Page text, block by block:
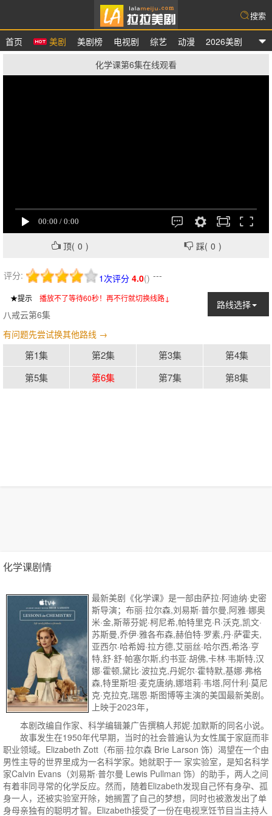
拉拉美剧
首页 美剧 美剧榜 电视剧 综艺 动漫 2026美剧
搜索
化学课第6集在线观看
顶( 0 ) 踩( 0 )
评分: 4.0(
1次评分 ) ---
★提示 播放不了等待60秒！再不行就切换线路↓
路线选择
八戒云第6集
有问题先尝试换其他路线 →
第1集 第2集 第3集
第4集
第5集
第6集 第7集 第8集
化学课剧情
最新美剧《化学课》是一部由萨拉·阿迪纳·史密
斯导演；布丽·拉尔森,刘易斯·普尔曼,阿雅·娜奥
米·金,斯蒂芬妮·柯尼希,帕特里克·R·沃克,凯文·
苏斯曼,乔伊·雅各布森,赫伯特·罗素,丹·萨霍夫,
亚西尔·哈希姆·拉方德,艾丽丝·哈尔西,希洛·亨
特,舒·舒·帕塞尔斯,约书亚·胡佛,卡林·韦斯特,汉
娜·霍顿,黛比·波拉克,丹妮尔·霍特默,基娜·弗格
森,特里斯坦·麦克唐纳,娜塔莉·韦塔,阿什利·莫尼
克·克拉克,瑞恩·斯图博等主演的美国最新美剧。
上映于2023年，
本剧改编自作家、科学编辑兼广告撰稿人邦妮·加默斯的同名小说。
故事发生在1950年代早期，当时的社会普遍认为女性属于家庭而非
职业领域。Elizabeth Zott（布丽·拉尔森 Brie Larson 饰）渴望在一个由
男性主导的世界里成为一名科学家。她就职于一 家实验室，是知名科学
家Calvin Evans（刘易斯·普尔曼 Lewis Pullman 饰）的助手，两人之间
有着非同寻常的化学反应。然而，随着Elizabeth发现自己怀有身孕、孤
身一人，还被实验室开除，她搁置了自己的梦想，同时也被激发出了单
身母亲独有的聪明才智。Elizabeth接受了一份在电视烹饪节目当主持人